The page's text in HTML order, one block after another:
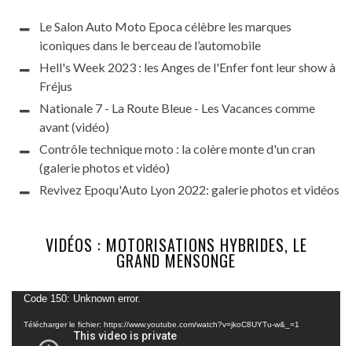
Le Salon Auto Moto Epoca célèbre les marques
iconiques dans le berceau de l’automobile
Hell's Week 2023 : les Anges de l'Enfer font leur show à
Fréjus
Nationale 7 - La Route Bleue - Les Vacances comme
avant (vidéo)
Contrôle technique moto : la colère monte d'un cran
(galerie photos et vidéo)
Revivez Epoqu'Auto Lyon 2022: galerie photos et vidéos
VIDÉOS : MOTORISATIONS HYBRIDES, LE
GRAND MENSONGE
Lecteur
vidéo
Code 150: Unknown error.
Télécharger le fichier: https://www.youtube.com/watch?v=jkoC8UYTu-w&_=1